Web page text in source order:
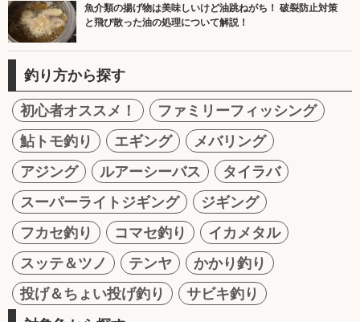
魚介類の揚げ物は美味しいけど油跳ねがち！ 破裂防止対策
と飛び散った油の処理について解説！
釣り方から探す
初心者オススメ！
ファミリーフィッシング
鮎トモ釣り
エギング
メバリング
アジング
ルアーシーバス
タイラバ
スーパーライトジギング
ジギング
フカセ釣り
コマセ釣り
イカメタル
スッテ＆ツノ
テンヤ
かかり釣り
投げ＆ちょい投げ釣り
サビキ釣り